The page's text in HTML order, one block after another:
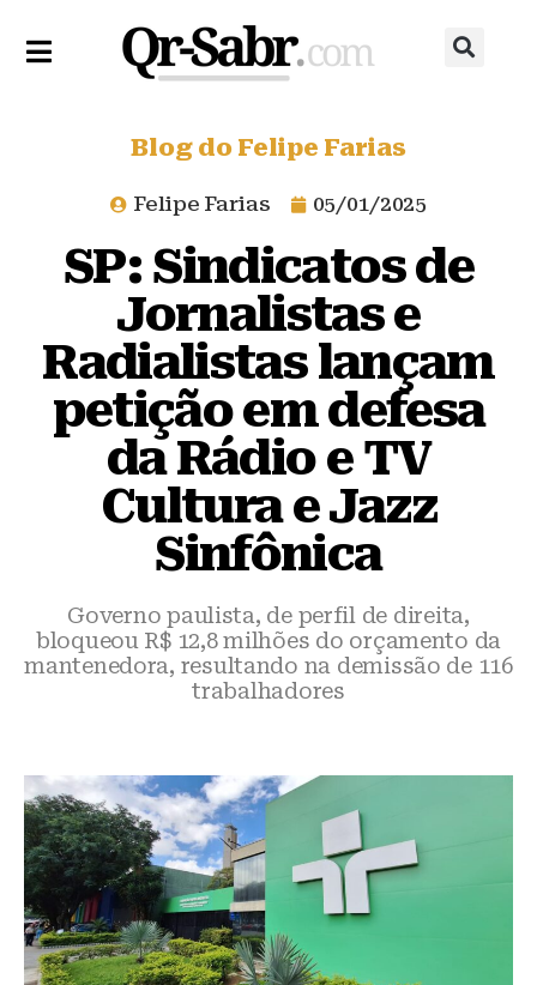
Blog do Felipe Farias
Felipe Farias 05/01/2025
SP: Sindicatos de
Jornalistas e
Radialistas lançam
petição em defesa
da Rádio e TV
Cultura e Jazz
Sinfônica
Governo paulista, de perfil de direita,
bloqueou R$ 12,8 milhões do orçamento da
mantenedora, resultando na demissão de 116
trabalhadores